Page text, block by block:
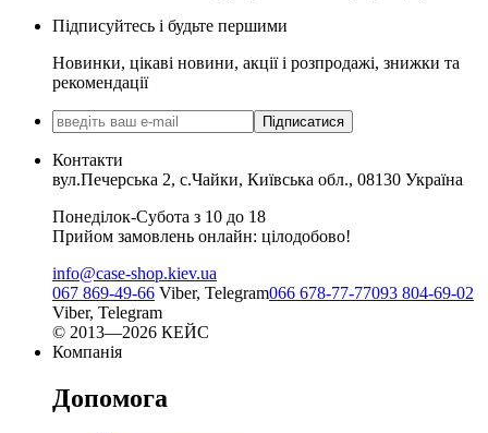
Підписуйтесь і будьте першими
Новинки, цікаві новини, акції і розпродажі, знижки та
рекомендації
Підписатися
Контакти
вул.Печерська 2, с.Чайки, Київська обл., 08130 Україна
Понеділок-Субота з 10 до 18
Прийом замовлень онлайн: цілодобово!
info@case-shop.kiev.ua
067 869-49-66 Viber, Telegram066 678-77-77093 804-69-02
Viber, Telegram
© 2013—2026 КЕЙС
Компанія
Допомога